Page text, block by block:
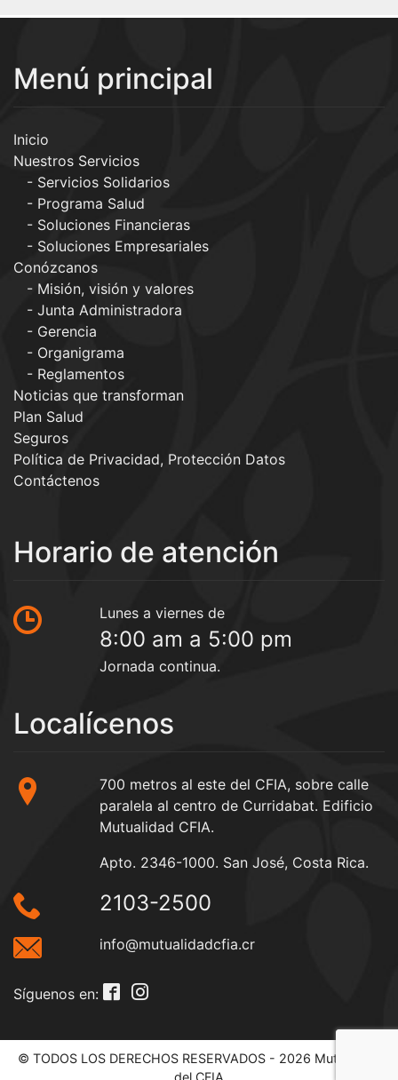
Menú principal
Inicio
Nuestros Servicios
Servicios Solidarios
Programa Salud
Soluciones Financieras
Soluciones Empresariales
Conózcanos
Misión, visión y valores
Junta Administradora
Gerencia
Organigrama
Reglamentos
Noticias que transforman
Plan Salud
Seguros
Política de Privacidad, Protección Datos
Contáctenos
Horario de atención
Lunes a viernes de
8:00 am a 5:00 pm
Jornada continua.
Localícenos
700 metros al este del CFIA, sobre calle
paralela al centro de Curridabat. Edificio
Mutualidad CFIA.
Apto. 2346-1000. San José, Costa Rica.
2103-2500
info@mutualidadcfia.cr
Síguenos en:
© TODOS LOS DERECHOS RESERVADOS - 2026 Mutualidad
del CFIA